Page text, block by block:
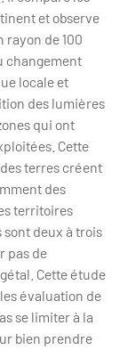
et observe
de 100
changement
locale et
des lumières
qui ont
Cette
terres créent
des
territoires
deux à trois
pas de
Cette étude
évaluation de
se limiter à la
bien prendre